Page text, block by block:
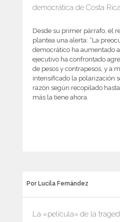
democrática de Costa Rica
Desde su primer párrafo, el
plantea una alerta: “La
democrático ha aumentado
ejecutivo ha confrontado
de pesos y contrapesos, y a
intensificado la polarización
razón según recopilado
más la tiene ahora.
Por Lucila Fernández
La «película» de la